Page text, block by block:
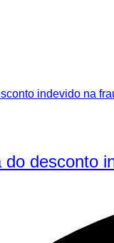
desconto